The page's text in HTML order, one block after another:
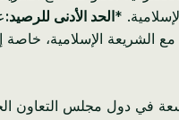
*الحد الأدنى للرصيد:
الشريعة الإسلامية، خاصة
في دول مجلس التعاون